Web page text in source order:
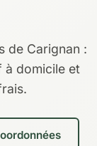
de Carignan :
à domicile et